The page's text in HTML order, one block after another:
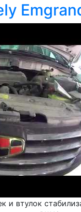
и втулок